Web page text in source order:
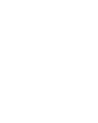
同学会予
同学会歳
大学同学
国大学同
送付簿
票綴 同